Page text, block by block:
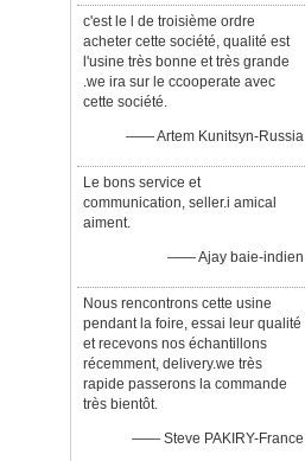
c'est le l de troisième ordre
acheter cette société, qualité est
l'usine très bonne et très grande
.we ira sur le ccooperate avec
cette société.
—— Artem Kunitsyn-Russia
Le bons service et
communication, seller.i amical
aiment.
—— Ajay baie-indien
Nous rencontrons cette usine
pendant la foire, essai leur qualité
et recevons nos échantillons
récemment, delivery.we très
rapide passerons la commande
très bientôt.
—— Steve PAKIRY-France